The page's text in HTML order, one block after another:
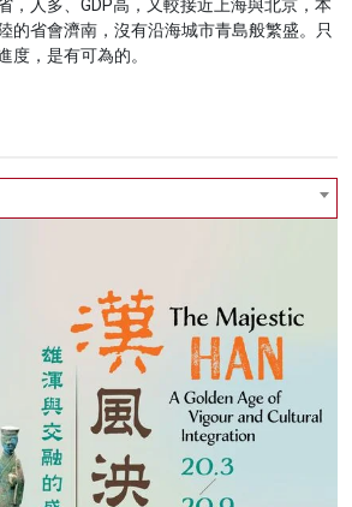
，人多、GDP高，又較接近上海與北京，本
的省會濟南，沒有沿海城市青島般繁盛。只
度，是有可為的。